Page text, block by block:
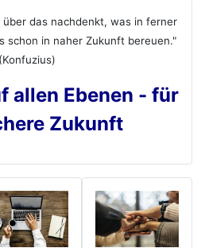
über das nachdenkt, was in ferner
schon in naher Zukunft bereuen."
(Konfuzius)
allen Ebenen - für
Zukunft